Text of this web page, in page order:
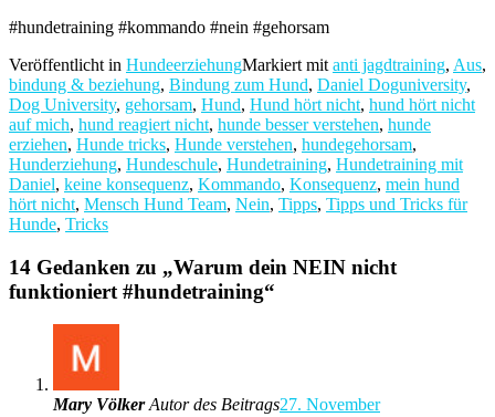
#hundetraining #kommando #nein #gehorsam
Veröffentlicht in HundeerziehungMarkiert mit anti jagdtraining, Aus,
bindung & beziehung, Bindung zum Hund, Daniel Doguniversity,
Dog University, gehorsam, Hund, Hund hört nicht, hund hört nicht
auf mich, hund reagiert nicht, hunde besser verstehen, hunde
erziehen, Hunde tricks, Hunde verstehen, hundegehorsam,
Hunderziehung, Hundeschule, Hundetraining, Hundetraining mit
Daniel, keine konsequenz, Kommando, Konsequenz, mein hund
hört nicht, Mensch Hund Team, Nein, Tipps, Tipps und Tricks für
Hunde, Tricks
14 Gedanken zu „Warum dein NEIN nicht
funktioniert #hundetraining“
Mary Völker Autor des Beitrags27. November